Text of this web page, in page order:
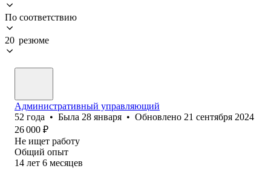
По соответствию
20 резюме
Административный управляющий
52 года • Была 28 января • Обновлено 21 сентября 2024
26 000 ₽
Не ищет работу
Общий опыт
14 лет 6 месяцев